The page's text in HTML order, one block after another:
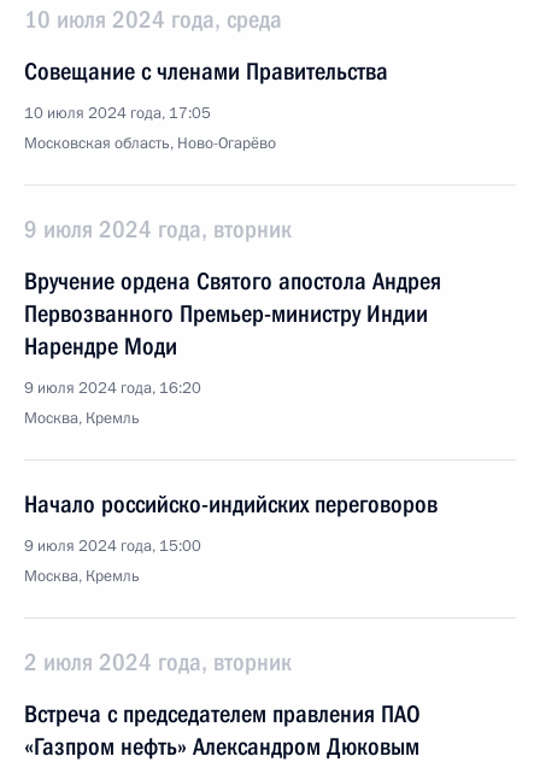
10 июля 2024 года, среда
Совещание с членами Правительства
10 июля 2024 года, 17:05
Московская область, Ново-Огарёво
9 июля 2024 года, вторник
Вручение ордена Святого апостола Андрея
Первозванного Премьер-министру Индии
Нарендре Моди
9 июля 2024 года, 16:20
Москва, Кремль
Начало российско-индийских переговоров
9 июля 2024 года, 15:00
Москва, Кремль
2 июля 2024 года, вторник
Встреча с председателем правления ПАО
«Газпром нефть» Александром Дюковым